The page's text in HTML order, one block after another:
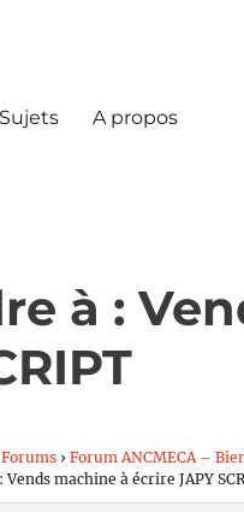
A propos
à :
Forums › Forum ANCMECA –
Vends machine à écrire JAPY